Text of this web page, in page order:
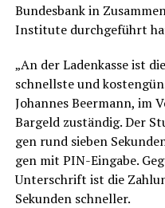
Bun­des­bank in
Insti­tu­te durch­ge­führt
„An der Laden­kas­se ist
schnells­te und
Johan­nes Beer­mann, im
Bar­geld zustän­dig. Der
gen rund sie­ben
gen mit PIN-Ein­ga­be.
Unter­schrift ist die
Sekun­den schneller.